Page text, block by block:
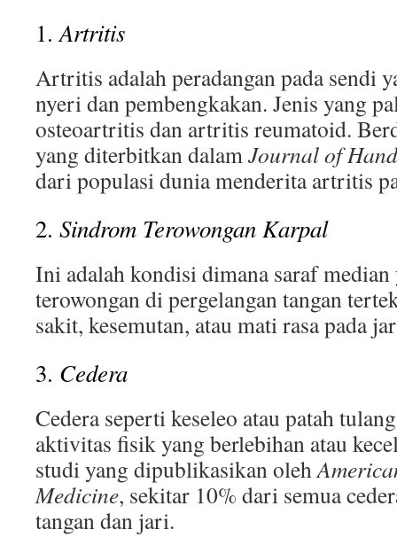
1.Artritis
Artritis adalah peradangan pada sendi
nyeri dan pembengkakan. Jenis yang
osteoartritis dan artritis reumatoid.
yang diterbitkan dalamJournal of
dari populasi dunia menderita artritis
2. Sindrom Terowongan Karpal
Ini adalah kondisi dimana saraf median
terowongan di pergelangan tangan
sakit, kesemutan, atau mati rasa pada
3. Cedera
Cedera seperti keseleo atau patah
aktivitas fisik yang berlebihan atau
studi yang dipublikasikan oleh
Medicine, sekitar 10% dari semua
tangan dan jari.